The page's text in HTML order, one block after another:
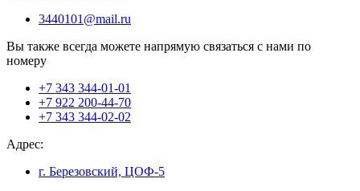
3440101@mail.ru
Вы также всегда можете напрямую связаться с нами по
номеру
+7 343 344-01-01
+7 922 200-44-70
+7 343 344-02-02
Адрес:
г. Березовский, ЦОФ-5